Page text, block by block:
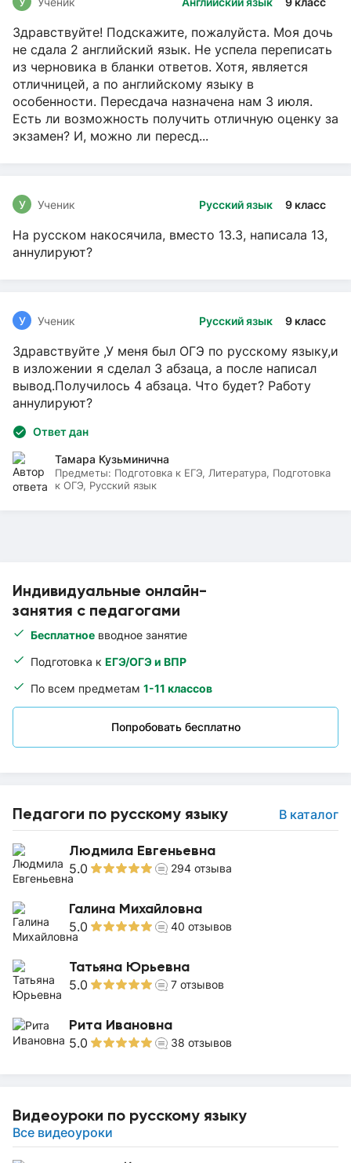
Индивидуальные онлайн-
занятия с педагогами
Бесплатное вводное занятие
Подготовка к ЕГЭ/ОГЭ и ВПР
По всем предметам 1-11 классов
Попробовать бесплатно
Педагоги по русскому языку В каталог
Людмила Евгеньевна
5.0 294 отзыва
Галина Михайловна
5.0 40 отзывов
Татьяна Юрьевна
5.0 7 отзывов
Рита Ивановна
5.0 38 отзывов
Видеоуроки по русскому языку
Все видеоуроки
Здравствуйте! Подскажите, пожалуйста. Моя дочь
не сдала 2 английский язык. Не успела переписать
из черновика в бланки ответов. Хотя, является
отличницей, а по английскому языку в
особенности. Пересдача назначена нам 3 июля.
Есть ли возможность получить отличную оценку за
экзамен? И, можно ли пересд...
Русский язык 9 класс
У Ученик
На русском накосячила, вместо 13.3, написала 13,
аннулируют?
Русский язык 9 класс
У Ученик
Здравствуйте ,У меня был ОГЭ по русскому языку,и
в изложении я сделал 3 абзаца, а после написал
вывод.Получилось 4 абзаца. Что будет? Работу
аннулируют?
Ответ дан
Тамара Кузьминична
Предметы: Подготовка к ЕГЭ, Литература, Подготовка
к ОГЭ, Русский язык